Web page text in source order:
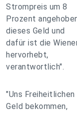
Strompreis um 8
Prozent
dieses Geld und
dafür ist die
hervorhebt,
verantwortlich".
"Uns
Geld bekommen,